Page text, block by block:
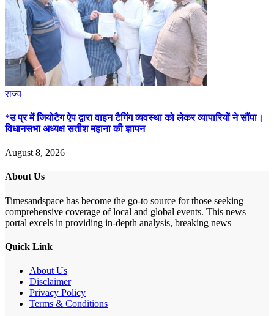
राज्य
*उ प्र में जियोटैग ऐप द्वारा वाहन टैगिंग व्यवस्था को लेकर व्यापारियों ने सौंपा।
विधानसभा अध्यक्ष सतीश महाना की ज्ञापन
August 8, 2026
About Us
Timesandspace has become the go-to source for those seeking
comprehensive coverage of local and global events. This news
portal excels in providing in-depth analysis, breaking news
Quick Link
About Us
Disclaimer
Privacy Policy
Terms & Conditions